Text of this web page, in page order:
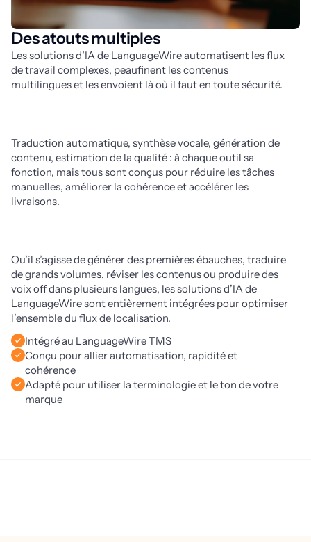
Des atouts multiples
Les solutions d’IA de LanguageWire automatisent les flux
de travail complexes, peaufinent les contenus
multilingues et les envoient là où il faut en toute sécurité.
Traduction automatique, synthèse vocale, génération de
contenu, estimation de la qualité : à chaque outil sa
fonction, mais tous sont conçus pour réduire les tâches
manuelles, améliorer la cohérence et accélérer les
livraisons.
Qu’il s’agisse de générer des premières ébauches, traduire
de grands volumes, réviser les contenus ou produire des
voix off dans plusieurs langues, les solutions d’IA de
LanguageWire sont entièrement intégrées pour optimiser
l’ensemble du flux de localisation.
Intégré au LanguageWire TMS
Conçu pour allier automatisation, rapidité et
cohérence
Adapté pour utiliser la terminologie et le ton de votre
marque